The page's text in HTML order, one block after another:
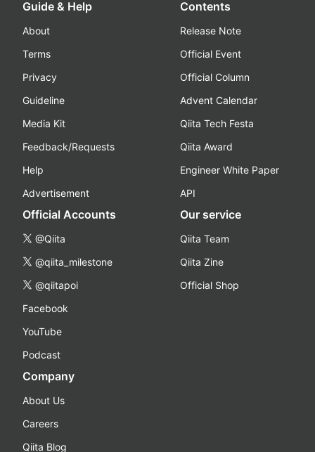
Guide & Help
About
Terms
Privacy
Guideline
Media Kit
Feedback/Requests
Help
Advertisement
Contents
Release Note
Official Event
Official Column
Advent Calendar
Qiita Tech Festa
Qiita Award
Engineer White Paper
API
Official Accounts
@Qiita
@qiita_milestone
@qiitapoi
Facebook
YouTube
Podcast
Our service
Qiita Team
Qiita Zine
Official Shop
Company
About Us
Careers
Qiita Blog